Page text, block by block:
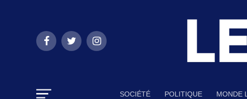
SOCIÉTÉ POLITIQUE MONDE